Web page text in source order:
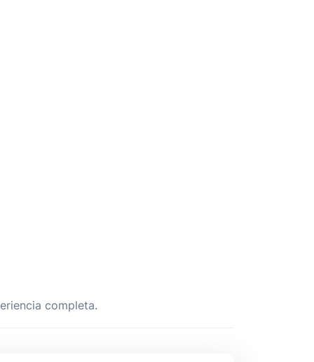
completa.